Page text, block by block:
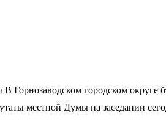
городском
местной Думы на заседании